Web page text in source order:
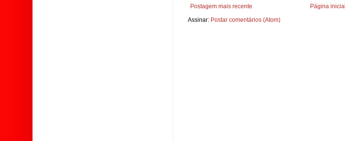
Postagem mais recente
Página inicial
Assinar: Postar comentários (Atom)